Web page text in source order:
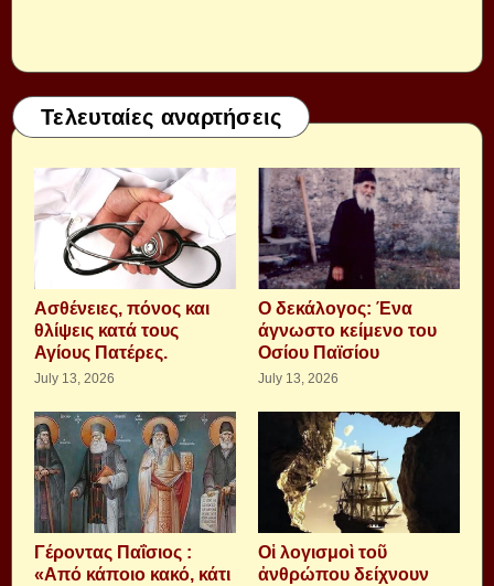
Τελευταίες αναρτήσεις
Aσθένειες, πόνος και
θλίψεις κατά τους
Αγίους Πατέρες.
July 13, 2026
Ο δεκάλογος: Ένα
άγνωστο κείμενο του
Οσίου Παϊσίου
July 13, 2026
Γέροντας Παΐσιος :
«Από κάποιο κακό, κάτι
Οἱ λογισμοὶ τοῦ
ἀνθρώπου δείχνουν